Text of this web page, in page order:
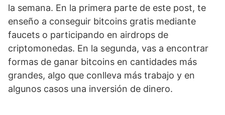
la semana. En la primera parte de este post, te
enseño a conseguir bitcoins gratis mediante
faucets o participando en airdrops de
criptomonedas. En la segunda, vas a encontrar
formas de ganar bitcoins en cantidades más
grandes, algo que conlleva más trabajo y en
algunos casos una inversión de dinero.